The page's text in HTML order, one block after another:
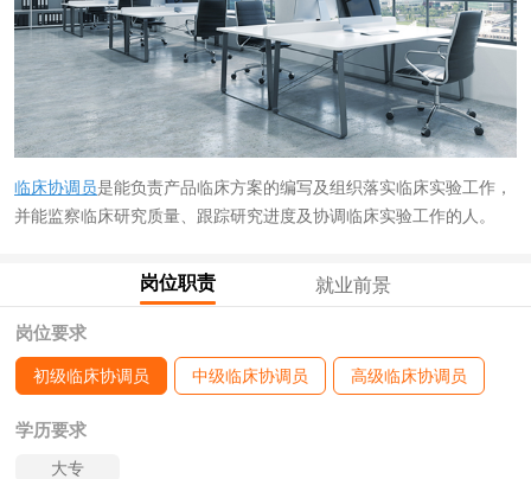
临床协调员是能负责产品临床方案的编写及组织落实临床实验工作，
并能监察临床研究质量、跟踪研究进度及协调临床实验工作的人。
岗位职责 就业前景
岗位要求
初级临床协调员 中级临床协调员 高级临床协调员
学历要求
大专